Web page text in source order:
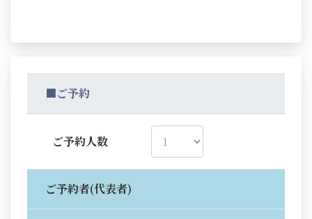
■ご予約
ご予約人数
ご予約者(代表者)